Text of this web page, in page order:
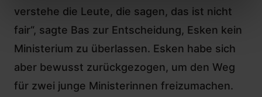
verstehe die Leute, die sagen, das ist nicht
fair“, sagte Bas zur Entscheidung, Esken kein
Ministerium zu überlassen. Esken habe sich
aber bewusst zurückgezogen, um den Weg
für zwei junge Ministerinnen freizumachen.